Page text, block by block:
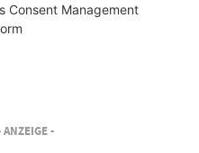
Consent Management
ANZEIGE -